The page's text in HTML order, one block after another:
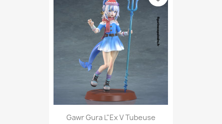
Gawr Gura L"ex V Tubeuse